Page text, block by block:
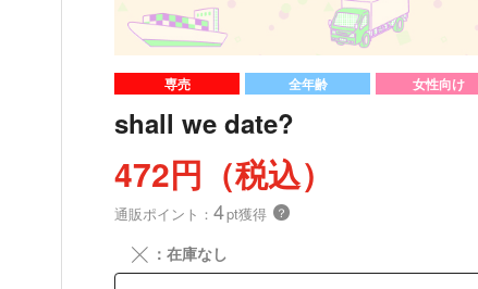
専売 全年齢 女性向け
shall we date?
472円（税込）
通販ポイント： 4pt獲得 ？
╳ ：在庫なし